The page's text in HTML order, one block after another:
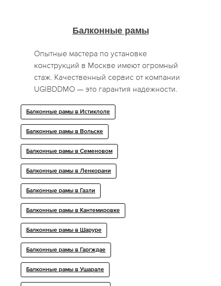
Балконные рамы
Опытные мастера по установке
конструкций в Москве имеют огромный
стаж. Качественный сервис от компании
UGIBDDMO — это гарантия надежности.
Балконные рамы в Истиклоле
Балконные рамы в Вольске
Балконные рамы в Семеновом
Балконные рамы в Ленкорани
Балконные рамы в Газли
Балконные рамы в Кантемировке
Балконные рамы в Шаруре
Балконные рамы в Гаргждае
Балконные рамы в Ушарале